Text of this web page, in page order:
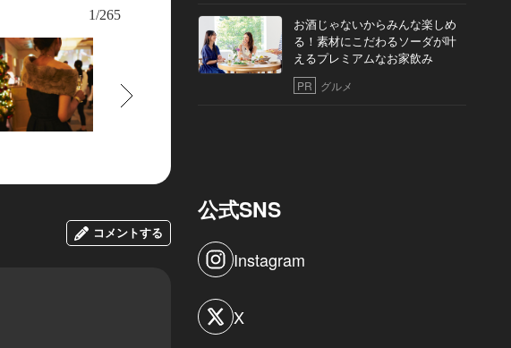
フランスの名門シャンパーニュ ブランド『メゾン マム』の「マム グラン コルドン」が乾
リンクとしてスタンバイ。
1/265
コメントする
お酒じゃないからみんな楽しめ
る！素材にこだわるソーダが叶
えるプレミアムなお家飲み
PR グルメ
公式SNS
Instagram
X